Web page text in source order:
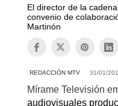
El director de la
convenio de
Martinón
REDACCIÓN MTV 31/01/
Mírame Televisión
audiovisuales